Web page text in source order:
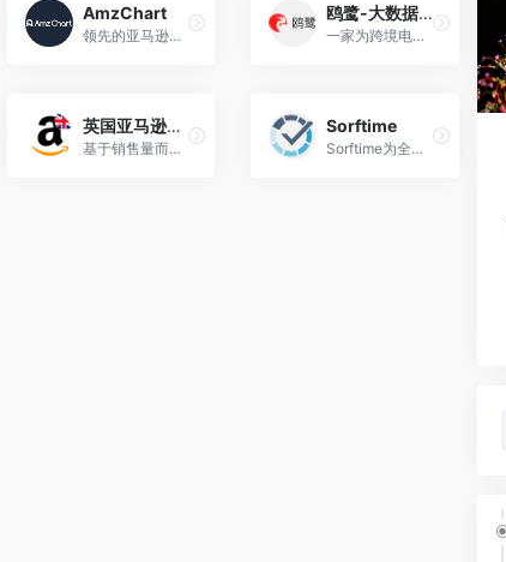
AmzChart
领先的亚马逊选品工具，可以根据评论数、价格、评分等，来筛选榜单数据。
鸥鹭-大数据选品
一家为跨境电商卖家提供大数据选品和运营分析工具的SAAS服务提供商。
英国亚马逊销售排行榜
基于销售量而定的最受欢迎商品，每小时更新。
Sorftime
Sorftime为全球亚马逊卖家标配工具，支持亚马逊全球12大站点。以帮助卖家红海分流，选对方向，高效运营，屏蔽风险、降低费用，更快更高获取投资利益为使命，开启跨境电商真选品时代。